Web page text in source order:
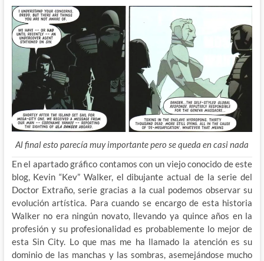
Al final esto parecía muy importante pero se queda en casi nada
En el apartado gráfico contamos con un viejo conocido de este
blog, Kevin “Kev” Walker, el dibujante actual de la serie del
Doctor Extraño, serie gracias a la cual podemos observar su
evolución artística. Para cuando se encargo de esta historia
Walker no era ningún novato, llevando ya quince años en la
profesión y su profesionalidad es probablemente lo mejor de
esta Sin City. Lo que mas me ha llamado la atención es su
dominio de las manchas y las sombras, asemejándose mucho